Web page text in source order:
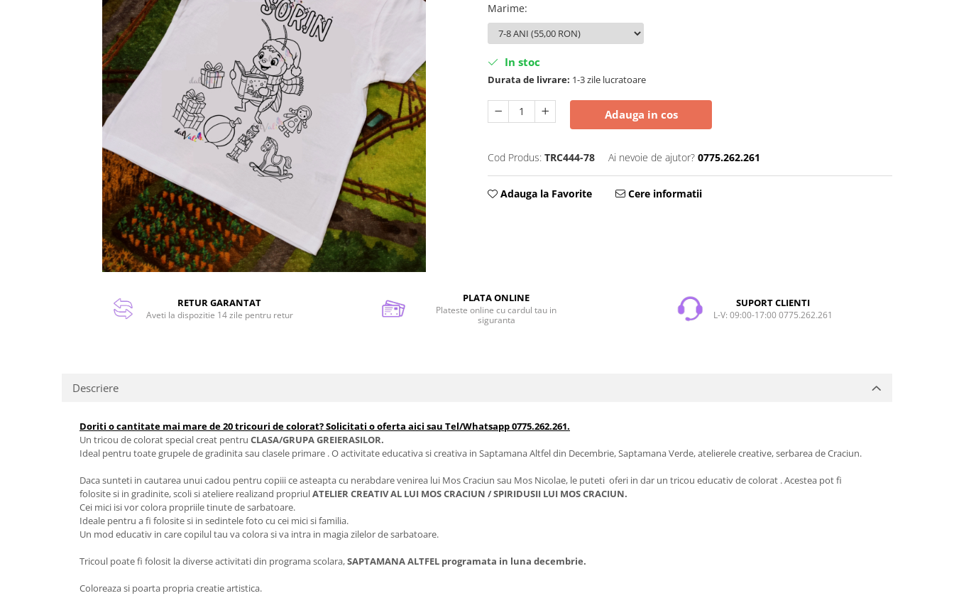
Marime:
In stoc
Durata de livrare: 1-3 zile lucratoare
Adauga in cos
Cod Produs: TRC444-78 Ai nevoie de ajutor? 0775.262.261
Adauga la Favorite Cere informatii
RETUR GARANTAT
Aveti la dispozitie 14 zile pentru retur
PLATA ONLINE
Plateste online cu cardul tau in
siguranta
SUPORT CLIENTI
L-V: 09:00-17:00 0775.262.261
Descriere
Doriti o cantitate mai mare de 20 tricouri de colorat? Solicitati o oferta aici sau Tel/Whatsapp 0775.262.261.
Un tricou de colorat special creat pentru CLASA/GRUPA GREIERASILOR.
Ideal pentru toate grupele de gradinita sau clasele primare . O activitate educativa si creativa in Saptamana Altfel din Decembrie, Saptamana Verde, atelierele creative, serbarea de Craciun.
Daca sunteti in cautarea unui cadou pentru copiii ce asteapta cu nerabdare venirea lui Mos Craciun sau Mos Nicolae, le puteti oferi in dar un tricou educativ de colorat . Acestea pot fi
folosite si in gradinite, scoli si ateliere realizand propriulATELIER CREATIV AL LUI MOS CRACIUN / SPIRIDUSII LUI MOS CRACIUN.
Cei mici isi vor colora propriile tinute de sarbatoare.
Ideale pentru a fi folosite si in sedintele foto cu cei mici si familia.
Un mod educativ in care copilul tau va colora si va intra in magia zilelor de sarbatoare.
Tricoul poate fi folosit la diverse activitati din programa scolara,SAPTAMANA ALTFEL programata in luna decembrie.
Coloreaza si poarta propria creatie artistica.